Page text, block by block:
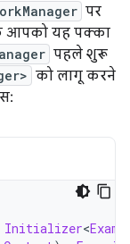
पर
आपको यह पक्का
पहले शुरू
को लागू करने
Initializer<